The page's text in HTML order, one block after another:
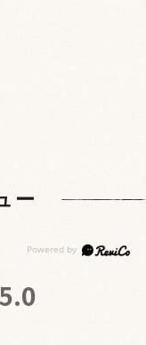
ー
5.0